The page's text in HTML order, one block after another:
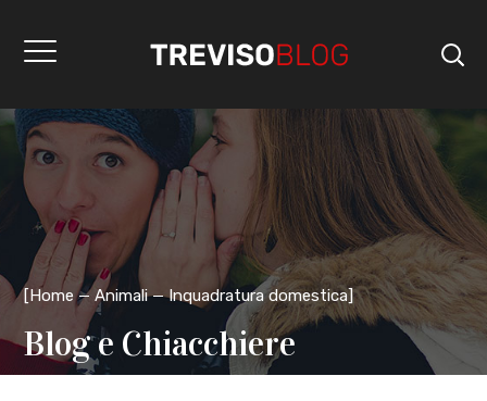
[Home Animali Inquadratura domestica]
Blog e Chiacchiere